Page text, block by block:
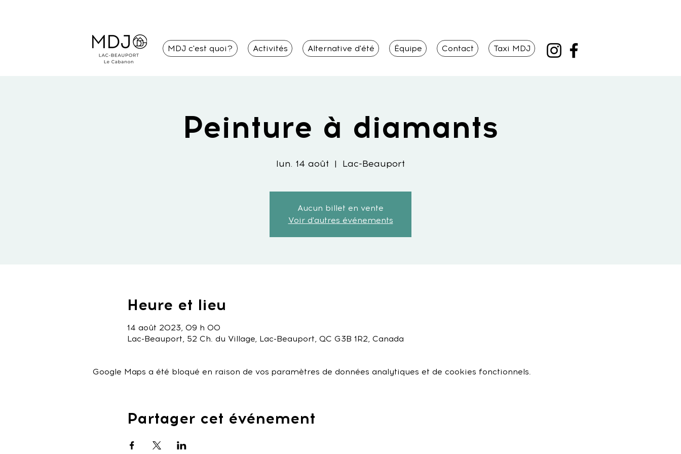
MDJ c'est quoi? Activités Alternative d'été Équipe Contact Taxi MDJ
Peinture à diamants
lun. 14 août
  |
Lac-Beauport
Aucun billet en vente
Voir d'autres événements
Heure et lieu
14 août 2023, 09 h 00
Lac-Beauport, 52 Ch. du Village, Lac-Beauport, QC G3B 1R2, Canada
Google Maps a été bloqué en raison de vos paramètres de données analytiques et de cookies fonctionnels.
Partager cet événement